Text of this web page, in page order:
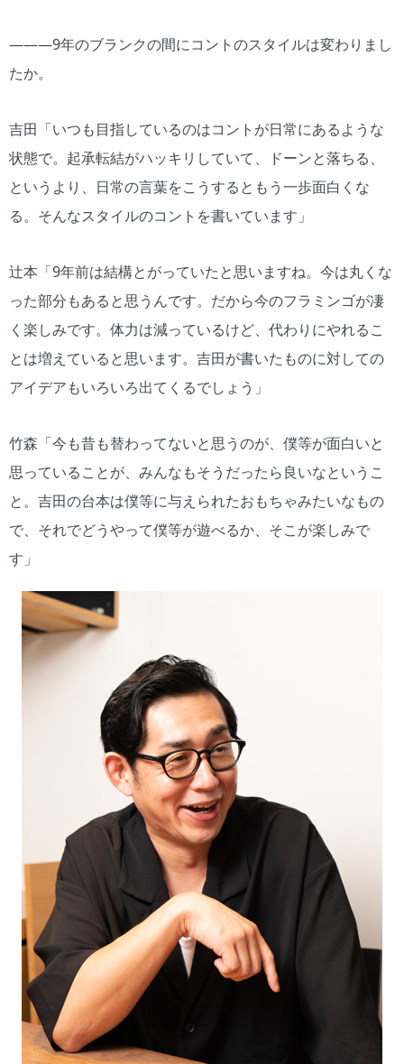
―――9年のブランクの間にコントのスタイルは変わりまし
たか。
吉田「いつも目指しているのはコントが日常にあるような
状態で。起承転結がハッキリしていて、ドーンと落ちる、
というより、日常の言葉をこうするともう一歩面白くな
る。そんなスタイルのコントを書いています」
辻本「9年前は結構とがっていたと思いますね。今は丸くな
った部分もあると思うんです。だから今のフラミンゴが凄
く楽しみです。体力は減っているけど、代わりにやれるこ
とは増えていると思います。吉田が書いたものに対しての
アイデアもいろいろ出てくるでしょう」
竹森「今も昔も替わってないと思うのが、僕等が面白いと
思っていることが、みんなもそうだったら良いなというこ
と。吉田の台本は僕等に与えられたおもちゃみたいなもの
で、それでどうやって僕等が遊べるか、そこが楽しみで
す」